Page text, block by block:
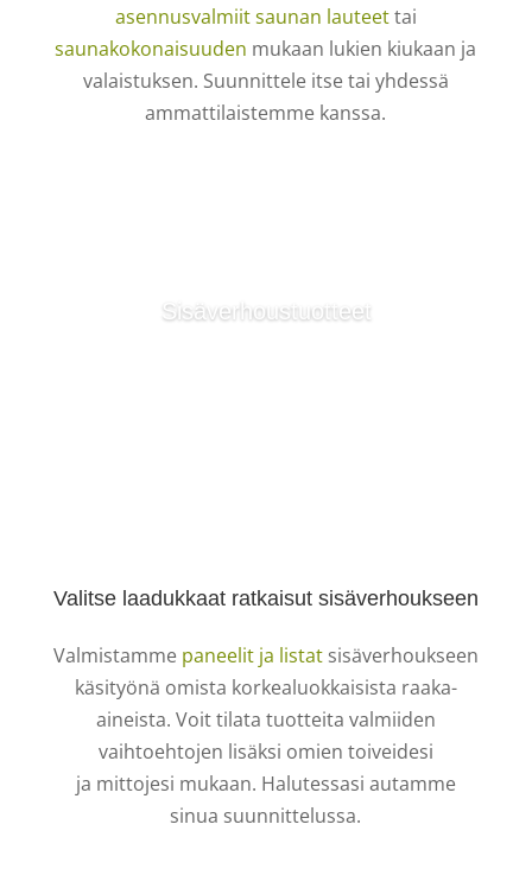
asennusvalmiit saunan lauteettai
saunakokonaisuuden mukaan lukien kiukaan ja
valaistuksen. Suunnittele itse tai yhdessä
ammattilaistemme kanssa.
Sisäverhoustuotteet
Valitse laadukkaat ratkaisut sisäverhoukseen
Valmistamme paneelit ja listat sisäverhoukseen
käsityönä omista korkealuokkaisista raaka-
aineista. Voit tilata tuotteita valmiiden
vaihtoehtojen lisäksi omien toiveidesi
ja mittojesi mukaan. Halutessasi autamme
sinua suunnittelussa.